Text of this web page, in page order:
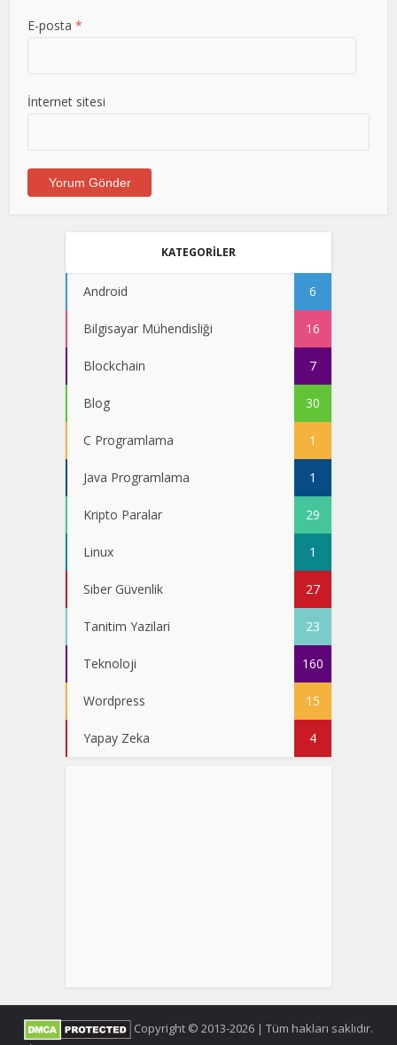
E-posta*
İnternet sitesi
KATEGORİLER
Android 6
Bilgisayar Mühendisliği 16
Blockchain 7
Blog 30
C Programlama 1
Java Programlama 1
Kripto Paralar 29
Linux 1
Siber Güvenlik 27
Tanitim Yazilari 23
Teknoloji 160
Wordpress 15
Yapay Zeka 4
Copyright © 2013-2026 | Tüm hakları saklıdır.